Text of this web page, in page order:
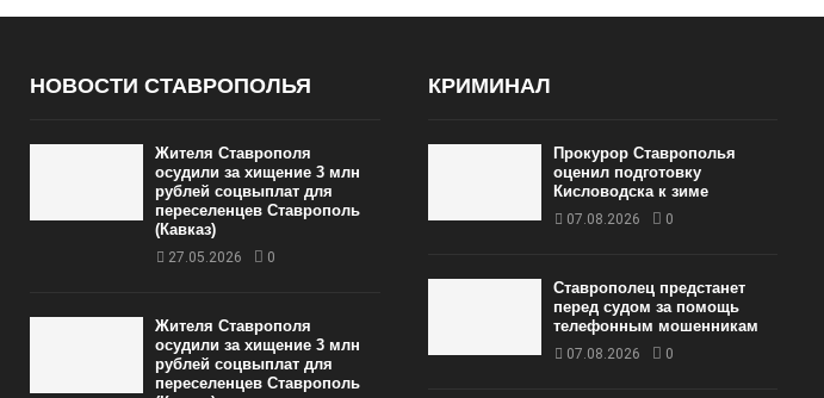
НОВОСТИ СТАВРОПОЛЬЯ
Жителя Ставрополя
осудили за хищение 3 млн
рублей соцвыплат для
переселенцев Ставрополь
(Кавказ)
27.05.2026 0
Жителя Ставрополя
осудили за хищение 3 млн
рублей соцвыплат для
переселенцев Ставрополь
КРИМИНАЛ
Прокурор Ставрополья
оценил подготовку
Кисловодска к зиме
07.08.2026 0
Ставрополец предстанет
перед судом за помощь
телефонным мошенникам
07.08.2026 0